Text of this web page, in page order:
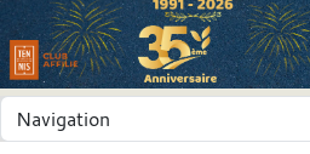
Panneau de gestion des cookies